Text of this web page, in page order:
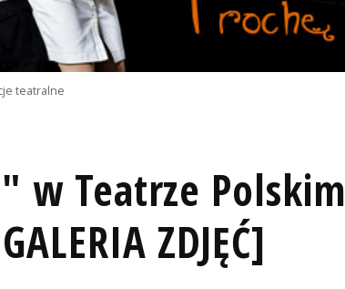
teatralne
w Teatrze Polskim
ZDJĘĆ]